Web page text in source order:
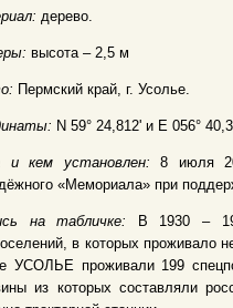
дерево.
высота – 2,5 м
Пермский край, г. Усолье.
N 59° 24,812' и E 056°
и кем установлен: 8 июля
«Мемориала» при
на табличке:
В 1930 –
в которых проживало
УСОЛЬЕ проживали 199
из которых составляли